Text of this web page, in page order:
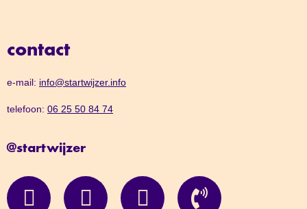
contact
e-mail: info@startwijzer.info
telefoon: 06 25 50 84 74
@startwijzer